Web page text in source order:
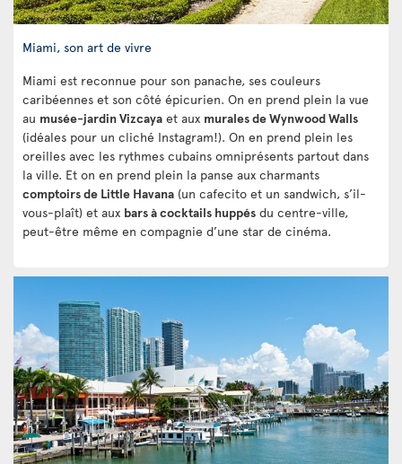
Miami, son art de vivre
Miami est reconnue pour son panache, ses couleurs
caribéennes et son côté épicurien. On en prend plein la vue
au musée-jardin Vizcaya et aux murales de Wynwood Walls
(idéales pour un cliché Instagram!). On en prend plein les
oreilles avec les rythmes cubains omniprésents partout dans
la ville. Et on en prend plein la panse aux charmants
comptoirs de Little Havana (un cafecito et un sandwich, s’il-
vous-plaît) et aux bars à cocktails huppés du centre-ville,
peut-être même en compagnie d’une star de cinéma.